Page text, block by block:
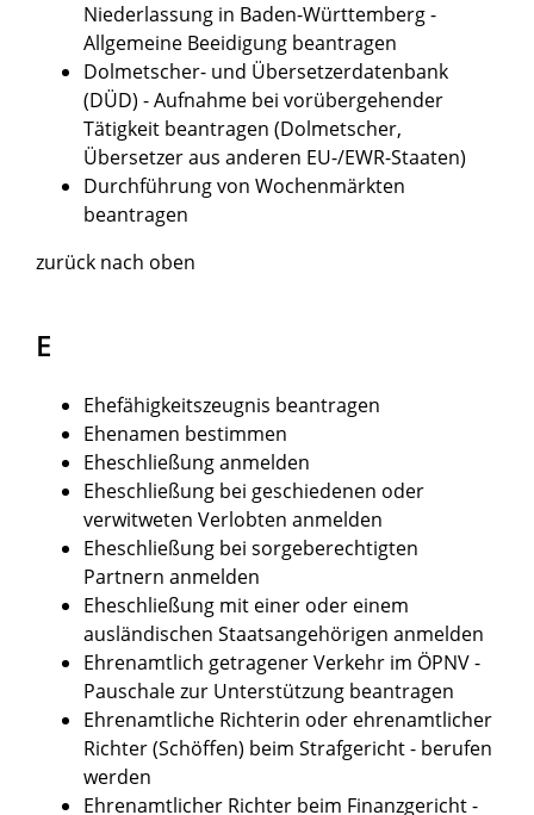
Niederlassung in Baden-Württemberg -
Allgemeine Beeidigung beantragen
Dolmetscher- und Übersetzerdatenbank
(DÜD) - Aufnahme bei vorübergehender
Tätigkeit beantragen (Dolmetscher,
Übersetzer aus anderen EU-/EWR-Staaten)
Durchführung von Wochenmärkten
beantragen
zurück nach oben
E
Ehefähigkeitszeugnis beantragen
Ehenamen bestimmen
Eheschließung anmelden
Eheschließung bei geschiedenen oder
verwitweten Verlobten anmelden
Eheschließung bei sorgeberechtigten
Partnern anmelden
Eheschließung mit einer oder einem
ausländischen Staatsangehörigen anmelden
Ehrenamtlich getragener Verkehr im ÖPNV -
Pauschale zur Unterstützung beantragen
Ehrenamtliche Richterin oder ehrenamtlicher
Richter (Schöffen) beim Strafgericht - berufen
werden
Ehrenamtlicher Richter beim Finanzgericht -